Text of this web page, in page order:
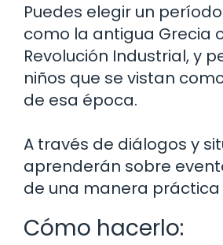
Puedes elegir un
como la antigua Grecia
Revolución Industrial, y
niños que se vistan
de esa época.
A través de diálogos y
aprenderán sobre
de una manera práctica
Cómo hacerlo: